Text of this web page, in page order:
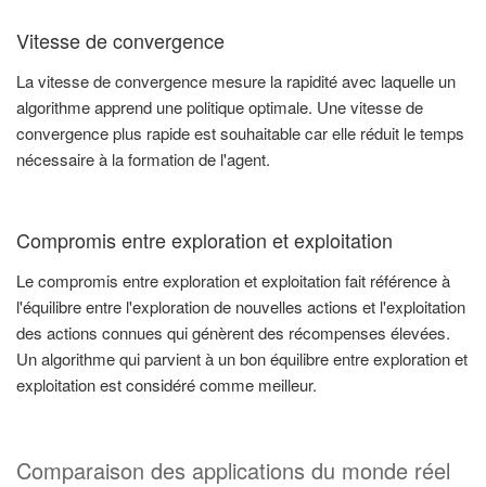
Vitesse de convergence
La vitesse de convergence mesure la rapidité avec laquelle un
algorithme apprend une politique optimale. Une vitesse de
convergence plus rapide est souhaitable car elle réduit le temps
nécessaire à la formation de l'agent.
Compromis entre exploration et exploitation
Le compromis entre exploration et exploitation fait référence à
l'équilibre entre l'exploration de nouvelles actions et l'exploitation
des actions connues qui génèrent des récompenses élevées.
Un algorithme qui parvient à un bon équilibre entre exploration et
exploitation est considéré comme meilleur.
Comparaison des applications du monde réel